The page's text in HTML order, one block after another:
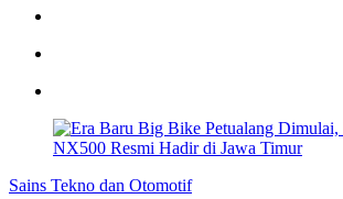
Sains Tekno dan Otomotif